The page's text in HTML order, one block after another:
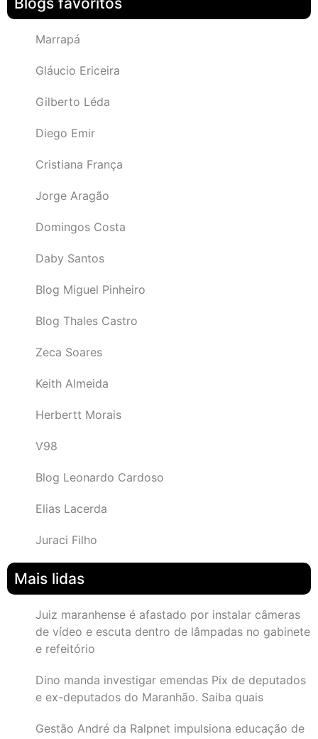
Marrapá
Gláucio Ericeira
Gilberto Léda
Diego Emir
Cristiana França
Jorge Aragão
Domingos Costa
Daby Santos
Blog Miguel Pinheiro
Blog Thales Castro
Zeca Soares
Keith Almeida
Herbertt Morais
V98
Blog Leonardo Cardoso
Elias Lacerda
Juraci Filho
Mais lidas
Juiz maranhense é afastado por instalar câmeras
de vídeo e escuta dentro de lâmpadas no gabinete
e refeitório
Dino manda investigar emendas Pix de deputados
e ex-deputados do Maranhão. Saiba quais
Gestão André da Ralpnet impulsiona educação de